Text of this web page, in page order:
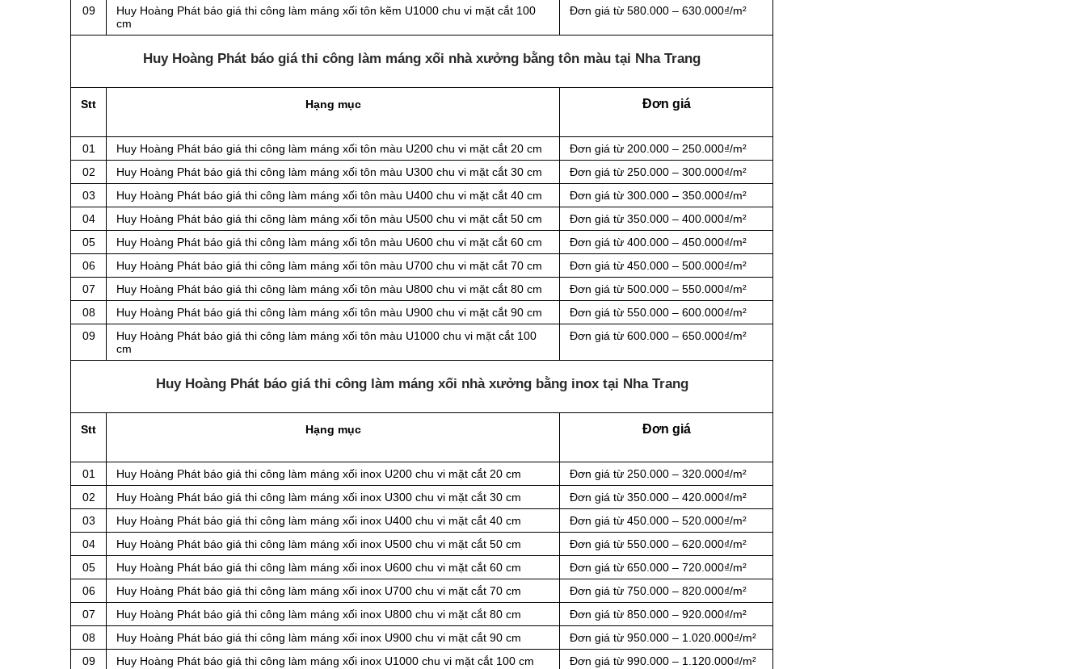
09
Huy Hoàng Phát báo giá thi công làm máng xối tôn kẽm U1000 chu vi mặt cắt 100
cm
Đơn giá từ 580.000 – 630.000₫/m²
Huy Hoàng Phát báo giá thi công làm máng xối nhà xưởng bằng tôn màu tại Nha Trang
Stt Hạng mục Đơn giá
01 Huy Hoàng Phát báo giá thi công làm máng xối tôn màu U200 chu vi mặt cắt 20 cm
Đơn giá từ 200.000 – 250.000₫/m²
02
Huy Hoàng Phát báo giá thi công làm máng xối tôn màu U300 chu vi mặt cắt 30 cm
Đơn giá từ 250.000 – 300.000₫/m²
03
Huy Hoàng Phát báo giá thi công làm máng xối tôn màu U400 chu vi mặt cắt 40 cm
Đơn giá từ 300.000 – 350.000₫/m²
04
Huy Hoàng Phát báo giá thi công làm máng xối tôn màu U500 chu vi mặt cắt 50 cm
Đơn giá từ 350.000 – 400.000₫/m²
05
Huy Hoàng Phát báo giá thi công làm máng xối tôn màu U600 chu vi mặt cắt 60 cm
Đơn giá từ 400.000 – 450.000₫/m²
06
Huy Hoàng Phát báo giá thi công làm máng xối tôn màu U700 chu vi mặt cắt 70 cm
Đơn giá từ 450.000 – 500.000₫/m²
07
Huy Hoàng Phát báo giá thi công làm máng xối tôn màu U800 chu vi mặt cắt 80 cm
Đơn giá từ 500.000 – 550.000₫/m²
08
Huy Hoàng Phát báo giá thi công làm máng xối tôn màu U900 chu vi mặt cắt 90 cm
Đơn giá từ 550.000 – 600.000₫/m²
09
Huy Hoàng Phát báo giá thi công làm máng xối tôn màu U1000 chu vi mặt cắt 100
cm
Đơn giá từ 600.000 – 650.000₫/m²
Huy Hoàng Phát báo giá thi công làm máng xối nhà xưởng bằng inox tại Nha Trang
Stt Hạng mục Đơn giá
01 Huy Hoàng Phát báo giá thi công làm máng xối inox U200 chu vi mặt cắt 20 cm
Đơn giá từ 250.000 – 320.000₫/m²
02
Huy Hoàng Phát báo giá thi công làm máng xối inox U300 chu vi mặt cắt 30 cm
Đơn giá từ 350.000 – 420.000₫/m²
03
Huy Hoàng Phát báo giá thi công làm máng xối inox U400 chu vi mặt cắt 40 cm
Đơn giá từ 450.000 – 520.000₫/m²
04
Huy Hoàng Phát báo giá thi công làm máng xối inox U500 chu vi mặt cắt 50 cm
Đơn giá từ 550.000 – 620.000₫/m²
05
Huy Hoàng Phát báo giá thi công làm máng xối inox U600 chu vi mặt cắt 60 cm
Đơn giá từ 650.000 – 720.000₫/m²
06
Huy Hoàng Phát báo giá thi công làm máng xối inox U700 chu vi mặt cắt 70 cm
Đơn giá từ 750.000 – 820.000₫/m²
07
Huy Hoàng Phát báo giá thi công làm máng xối inox U800 chu vi mặt cắt 80 cm
Đơn giá từ 850.000 – 920.000₫/m²
08
Huy Hoàng Phát báo giá thi công làm máng xối inox U900 chu vi mặt cắt 90 cm
Đơn giá từ 950.000 – 1.020.000₫/m²
09
Huy Hoàng Phát báo giá thi công làm máng xối inox U1000 chu vi mặt cắt 100 cm Đơn giá từ 990.000 – 1.120.000₫/m²